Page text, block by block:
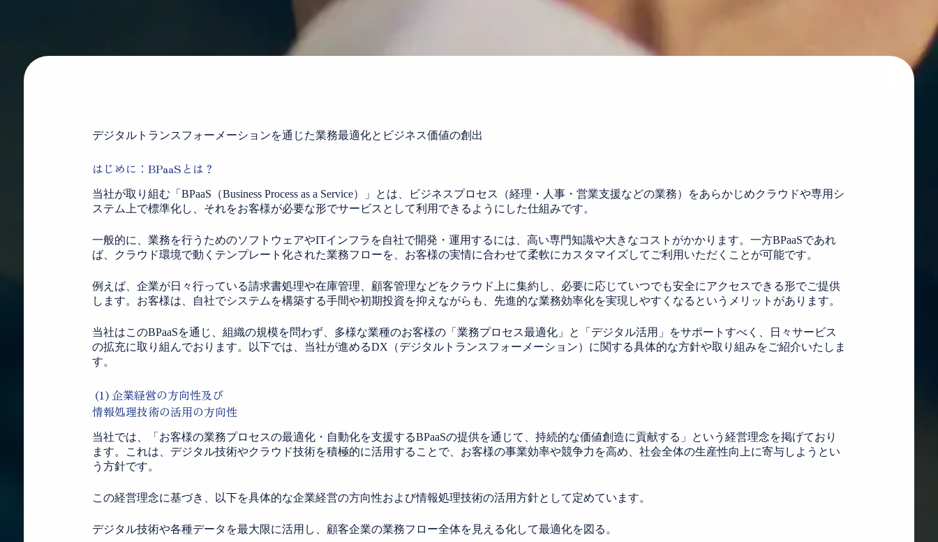
デジタルトランスフォーメーションを通じた業務最適化とビジネス価値の創出
はじめに：BPaaSとは？
当社が取り組む「BPaaS（Business Process as a Service）」とは、ビジネスプロセス（経理・人事・営業支援などの業務）をあらかじめクラウドや専用シ
ステム上で標準化し、それをお客様が必要な形でサービスとして利用できるようにした仕組みです。
一般的に、業務を行うためのソフトウェアやITインフラを自社で開発・運用するには、高い専門知識や大きなコストがかかります。一方BPaaSであれ
ば、クラウド環境で動くテンプレート化された業務フローを、お客様の実情に合わせて柔軟にカスタマイズしてご利用いただくことが可能です。
例えば、企業が日々行っている請求書処理や在庫管理、顧客管理などをクラウド上に集約し、必要に応じていつでも安全にアクセスできる形でご提供
します。お客様は、自社でシステムを構築する手間や初期投資を抑えながらも、先進的な業務効率化を実現しやすくなるというメリットがあります。
当社はこのBPaaSを通じ、組織の規模を問わず、多様な業種のお客様の「業務プロセス最適化」と「デジタル活用」をサポートすべく、日々サービス
の拡充に取り組んでおります。以下では、当社が進めるDX（デジタルトランスフォーメーション）に関する具体的な方針や取り組みをご紹介いたしま
す。
(1) 企業経営の方向性及び
情報処理技術の活用の方向性
当社では、「お客様の業務プロセスの最適化・自動化を支援するBPaaSの提供を通じて、持続的な価値創造に貢献する」という経営理念を掲げており
ます。これは、デジタル技術やクラウド技術を積極的に活用することで、お客様の事業効率や競争力を高め、社会全体の生産性向上に寄与しようとい
う方針です。
この経営理念に基づき、以下を具体的な企業経営の方向性および情報処理技術の活用方針として定めています。
デジタル技術や各種データを最大限に活用し、顧客企業の業務フロー全体を見える化して最適化を図る。